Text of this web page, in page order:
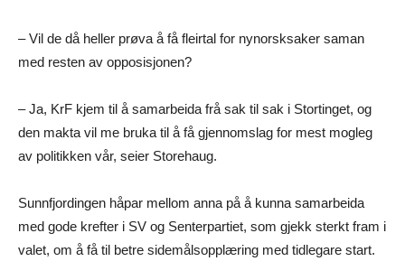
– Vil de då heller prøva å få fleirtal for nynorsksaker saman
med resten av opposisjonen?
– Ja, KrF kjem til å samarbeida frå sak til sak i Stortinget, og
den makta vil me bruka til å få gjennomslag for mest mogleg
av politikken vår, seier Storehaug.
Sunnfjordingen håpar mellom anna på å kunna samarbeida
med gode krefter i SV og Senterpartiet, som gjekk sterkt fram i
valet, om å få til betre sidemålsopplæring med tidlegare start.